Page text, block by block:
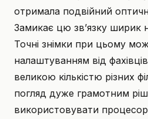
отримала подвійний
Замикає цю зв’язку ширик
Точні знімки при цьому
налаштуванням від
великою кількістю різних
погляд дуже грамотним
використовувати